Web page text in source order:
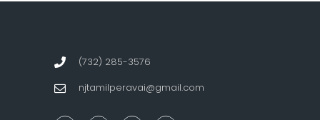
(732) 285-3576
njtamilperavai@gmail.com